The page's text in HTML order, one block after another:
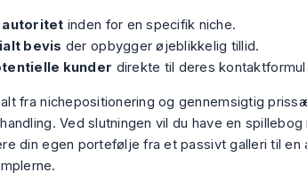
autoritet inden for en specifik niche.
bevis der opbygger øjeblikkelig tillid.
kunder direkte til deres
fra nichepositionering og gennemsigtig
Ved slutningen vil du have en
din egen portefølje fra et passivt galleri til